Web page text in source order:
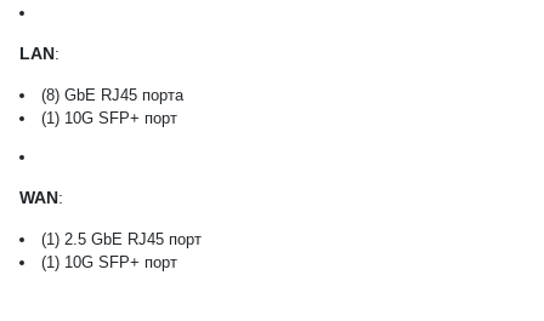
LAN:
(8) GbE RJ45 порта
(1) 10G SFP+ порт
WAN:
(1) 2.5 GbE RJ45 порт
(1) 10G SFP+ порт